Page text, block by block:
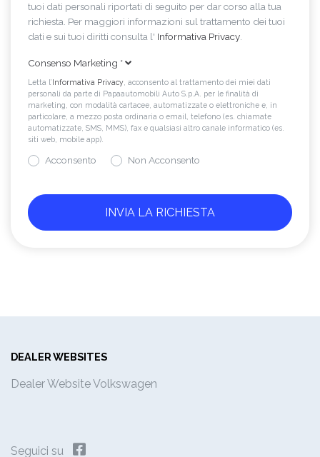
tuoi dati personali riportati di seguito per dar corso alla tua
richiesta. Per maggiori informazioni sul trattamento dei tuoi
dati e sui tuoi diritti consulta l' Informativa Privacy.
Consenso Marketing *
Letta l’ Informativa Privacy , acconsento al trattamento dei miei dati
personali da parte di Papaautomobili Auto S.p.A. per le finalità di
marketing, con modalità cartacee, automatizzate o elettroniche e, in
particolare, a mezzo posta ordinaria o email, telefono (es. chiamate
automatizzate, SMS, MMS), fax e qualsiasi altro canale informatico (es.
siti web, mobile app).
Acconsento Non Acconsento
DEALER WEBSITES
Dealer Website Volkswagen
Seguici su